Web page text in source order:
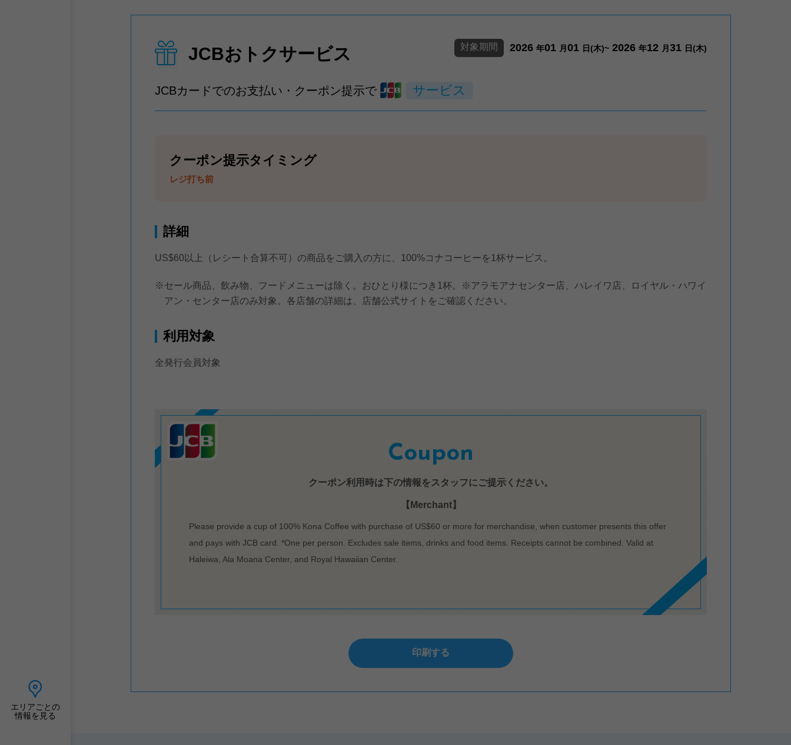
エリアごとの
情報を見る
JCBおトクサービス 対象期間 2026 年01 月 01 日(木)~ 2026 年12 月 31 日(木)
JCBカードでのお支払い・クーポン提示で サービス
クーポン提示タイミング
レジ打ち前
詳細
US$60以上（レシート合算不可）の商品をご購入の方に、100%コナコーヒーを1杯サービス。
※セール商品、飲み物、フードメニューは除く。おひとり様につき1杯。※アラモアナセンター店、ハレイワ店、ロイヤル・ハワイ
アン・センター店のみ対象。各店舗の詳細は、店舗公式サイトをご確認ください。
利用対象
全発行会員対象
Coupon
クーポン利用時は下の情報をスタッフにご提示ください。
【Merchant】
Please provide a cup of 100% Kona Coffee with purchase of US$60 or more for merchandise, when customer presents this offer
and pays with JCB card. *One per person. Excludes sale items, drinks and food items. Receipts cannot be combined. Valid at
Haleiwa, Ala Moana Center, and Royal Hawaiian Center.
印刷する